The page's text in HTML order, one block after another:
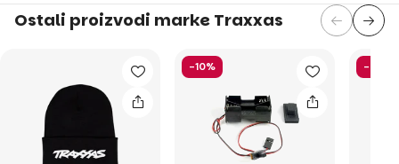
Ostali proizvodi marke Traxxas
-10% -5%